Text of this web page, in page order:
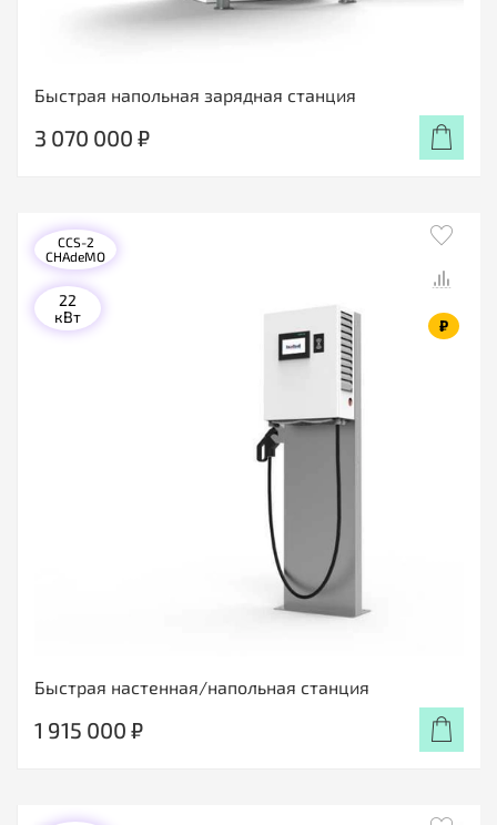
Быстрая напольная зарядная станция
3 070 000 ₽
Быстрая настенная/напольная станция
₽
CCS-2
CHAdeMO
22
кВт
1 915 000 ₽